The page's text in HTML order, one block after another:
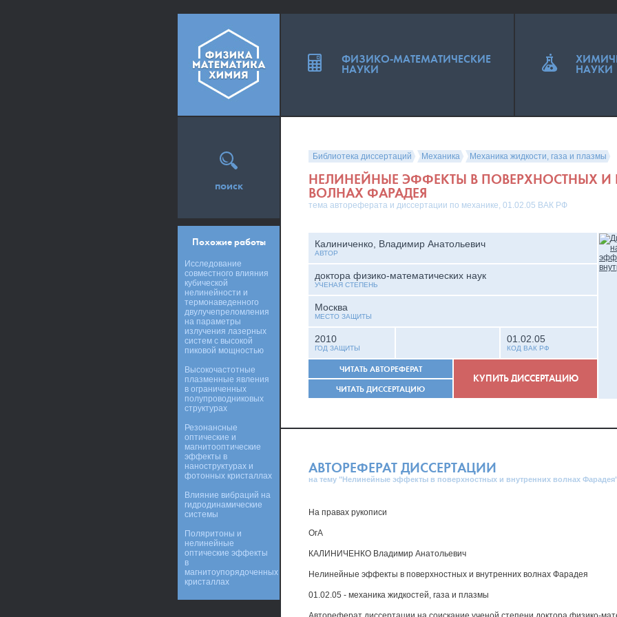
Библиотека диссертаций Механика Механика жидкости, газа и плазмы
НЕЛИНЕЙНЫЕ ЭФФЕКТЫ В ПОВЕРХНОСТНЫХ И
ВОЛНАХ ФАРАДЕЯ
тема автореферата и диссертации по механике, 01.02.05 ВАК РФ
Калиниченко, Владимир Анатольевич
АВТОР
доктора физико-математических наук
УЧЕНАЯ СТЕПЕНЬ
Москва
МЕСТО ЗАЩИТЫ
2010
ГОД ЗАЩИТЫ
01.02.05
КОД ВАК РФ
ЧИТАТЬ АВТОРЕФЕРАТ
ЧИТАТЬ ДИССЕРТАЦИЮ
КУПИТЬ ДИССЕРТАЦИЮ
АВТОРЕФЕРАТ ДИССЕРТАЦИИ
на тему "Нелинейные эффекты в поверхностных и внутренних волнах
На правах рукописи
ОгА
КАЛИНИЧЕНКО Владимир Анатольевич
Нелинейные эффекты в поверхностных и внутренних волнах Фарадея
01.02.05 - механика жидкостей, газа и плазмы
поиск
Похожие работы
Исследование
совместного влияния
кубической
нелинейности и
термонаведенного
двулучепреломления
на параметры
излучения лазерных
систем с высокой
пиковой мощностью
Высокочастотные
плазменные явления
в ограниченных
полупроводниковых
структурах
Резонансные
оптические и
магнитооптические
эффекты в
наноструктурах и
фотонных кристаллах
Влияние вибраций на
гидродинамические
системы
Поляритоны и
нелинейные
оптические эффекты
в
магнитоупорядоченных
кристаллах
ФИЗИКО-МАТЕМАТИЧЕСКИЕ
НАУКИ НАУКИ